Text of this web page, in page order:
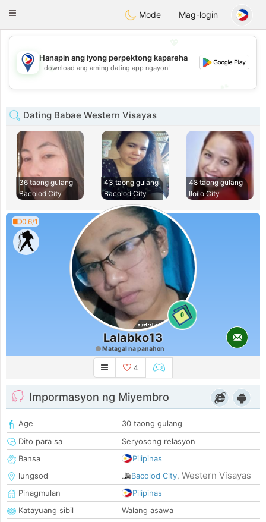
PhilippinesChat
Toggle
Mode Mag-login
💖
💕
Hanapin ang iyong perpektong kapareha
I-download ang aming dating app ngayon!
Dating Babae Western Visayas
36 taong gulang
Bacolod City
43 taong gulang
Bacolod City
48 taong gulang
Iloilo City
0.6/1
0
Lalabko13
Matagal na panahon
4
Impormasyon ng Miyembro
Age
30 taong gulang
Dito para sa
Seryosong relasyon
Bansa
Pilipinas
lungsod
Bacolod City, Western Visayas
Pinagmulan
Pilipinas
Katayuang sibil
Walang asawa